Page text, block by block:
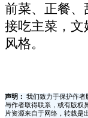
前菜、正餐、
接吃主菜，文
风格。
声明：
我们致力于保护作者
与作者取得联系，或有版权
片资源来自于网络，转载是